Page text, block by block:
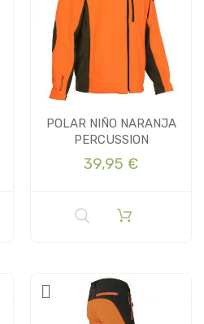
POLAR NIÑO NARANJA
PERCUSSION
39,95 €